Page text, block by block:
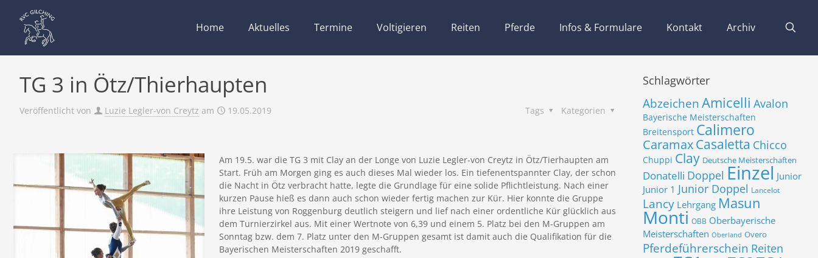
Home Aktuelles Termine Voltigieren Reiten Pferde Infos & Formulare Kontakt Archiv
TG 3 in Ötz/Thierhaupten
Veröffentlicht von Luzie Legler-von Creytz am 19.05.2019 Kategorien
Tags
Am 19.5. war die TG 3 mit Clay an der Longe von Luzie Legler-von Creytz in Ötz/Tierhaupten am
Start. Früh am Morgen ging es auch dieses Mal wieder los. Ein tiefenentspannter Clay, der schon
die Nacht in Ötz verbracht hatte, legte die Grundlage für eine solide Pflichtleistung. Nach einer
kurzen Pause hieß es dann auch schon wieder fertig machen zur Kür. Hier konnte die Gruppe
ihre Leistung von Roggenburg deutlich steigern und lief nach einer ordentliche Kür glücklich aus
dem Turnierzirkel aus. Mit einer Wertnote von 6,39 und einem 5. Platz bei den M-Gruppen am
Sonntag bzw. dem 7. Platz unter den M-Gruppen gesamt ist damit auch die Qualifikation für die
Bayerischen Meisterschaften 2019 geschafft.
Schlagwörter
Abzeichen Amicelli Avalon
Bayerische Meisterschaften
Breitensport Calimero
CaramaxCasaletta Chicco
Chuppi Clay Deutsche Meisterschaften
Donatelli Doppel Einzel Junior
Junior 1 Junior Doppel Lancelot
Lancy Lehrgang Masun
Monti OBB Oberbayerische
Meisterschaften Oberland Overo
Pferdeführerschein Reiten